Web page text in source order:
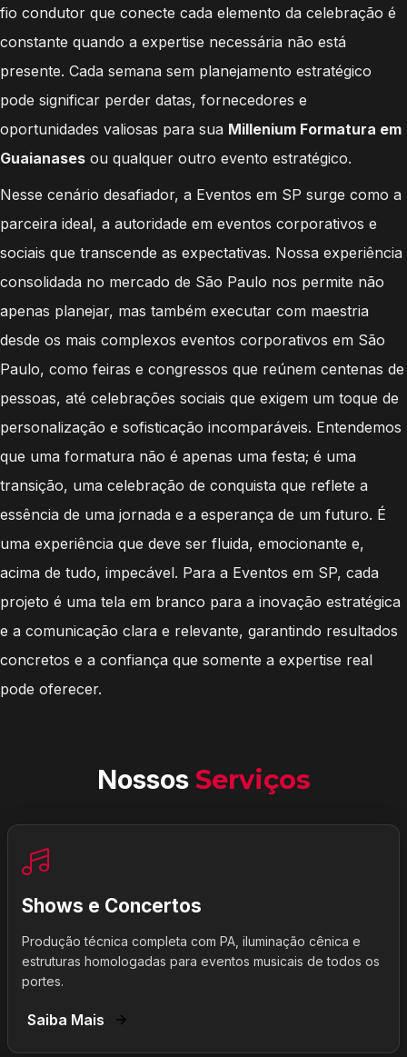
fio condutor que conecte cada elemento da celebração é
constante quando a expertise necessária não está
presente. Cada semana sem planejamento estratégico
pode significar perder datas, fornecedores e
oportunidades valiosas para sua Millenium Formatura em
Guaianases ou qualquer outro evento estratégico.
Nesse cenário desafiador, a Eventos em SP surge como a
parceira ideal, a autoridade em eventos corporativos e
sociais que transcende as expectativas. Nossa experiência
consolidada no mercado de São Paulo nos permite não
apenas planejar, mas também executar com maestria
desde os mais complexos eventos corporativos em São
Paulo, como feiras e congressos que reúnem centenas de
pessoas, até celebrações sociais que exigem um toque de
personalização e sofisticação incomparáveis. Entendemos
que uma formatura não é apenas uma festa; é uma
transição, uma celebração de conquista que reflete a
essência de uma jornada e a esperança de um futuro. É
uma experiência que deve ser fluida, emocionante e,
acima de tudo, impecável. Para a Eventos em SP, cada
projeto é uma tela em branco para a inovação estratégica
e a comunicação clara e relevante, garantindo resultados
concretos e a confiança que somente a expertise real
pode oferecer.
Nossos Serviços
Shows e Concertos
Produção técnica completa com PA, iluminação cênica e
estruturas homologadas para eventos musicais de todos os
portes.
Saiba Mais